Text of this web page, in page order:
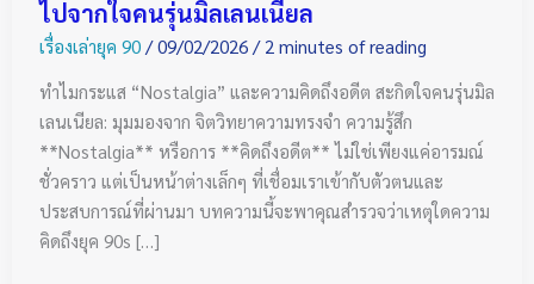
ไปจากใจคนรุ่นมิลเลนเนียล
เรื่องเล่ายุค 90/09/02/2026 / 2 minutes of reading
ทำไมกระแส “Nostalgia” และความคิดถึงอดีต สะกิดใจคนรุ่นมิล
เลนเนียล: มุมมองจาก จิตวิทยาความทรงจำ ความรู้สึก
**Nostalgia** หรือการ **คิดถึงอดีต** ไม่ใช่เพียงแค่อารมณ์
ชั่วคราว แต่เป็นหน้าต่างเล็กๆ ที่เชื่อมเราเข้ากับตัวตนและ
ประสบการณ์ที่ผ่านมา บทความนี้จะพาคุณสำรวจว่าเหตุใดความ
คิดถึงยุค 90s […]
รุ่น
มิล
เลน